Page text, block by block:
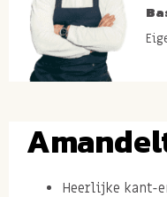
Heerlijke kant-